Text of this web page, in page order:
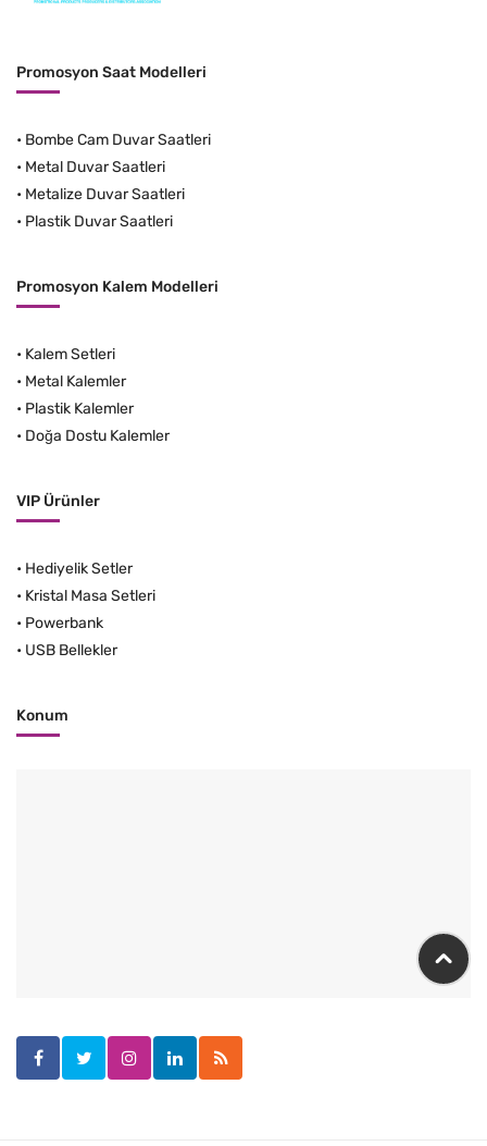
Promosyon Saat Modelleri
• Bombe Cam Duvar Saatleri
• Metal Duvar Saatleri
• Metalize Duvar Saatleri
• Plastik Duvar Saatleri
Promosyon Kalem Modelleri
• Kalem Setleri
• Metal Kalemler
• Plastik Kalemler
• Doğa Dostu Kalemler
VIP Ürünler
• Hediyelik Setler
• Kristal Masa Setleri
• Powerbank
• USB Bellekler
Konum